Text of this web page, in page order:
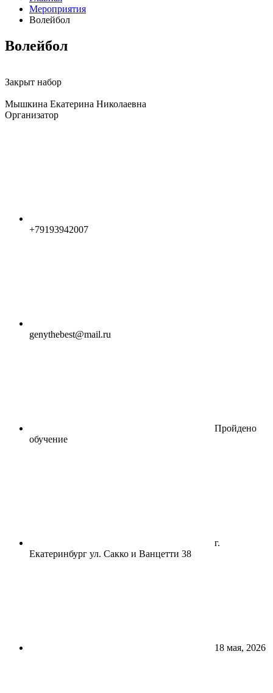
Мероприятия
Волейбол
Волейбол
Закрыт набор
Мышкина Екатерина Николаевна
Организатор
+79193942007
genythebest@mail.ru
Пройдено
обучение
г.
Екатеринбург ул. Сакко и Ванцетти 38
18 мая, 2026